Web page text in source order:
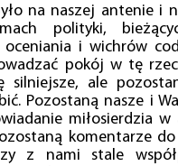
na naszej antenie i
polityki,
oceniania i wichrów
pokój w tę
silniejsze, ale
Pozostaną nasze i
miłosierdzia w
komentarze
z nami stale